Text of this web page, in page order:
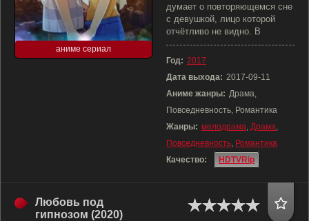
аниме сериал
думает о повторяющемся сне
с девушкой, лицо которой
отчётливо не видно. В
Год: 2017
Дата выхода: 2017-09-11
Аниме жанры: Драма,
Повседневность, Романтика
Жанры: мелодрама, Драма,
Повседневность, Романтика
Качество:
HDTVRip
Любовь под
гипнозом (2020)